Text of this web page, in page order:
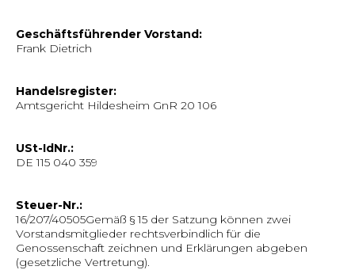
Geschäftsführender Vorstand:
Frank Dietrich
Handelsregister:
Amtsgericht Hildesheim GnR 20 106
USt-IdNr.:
DE 115 040 359
Steuer-Nr.:
16/207/40505Gemäß § 15 der Satzung können zwei
Vorstandsmitglieder rechtsverbindlich für die
Genossenschaft zeichnen und Erklärungen abgeben
(gesetzliche Vertretung).